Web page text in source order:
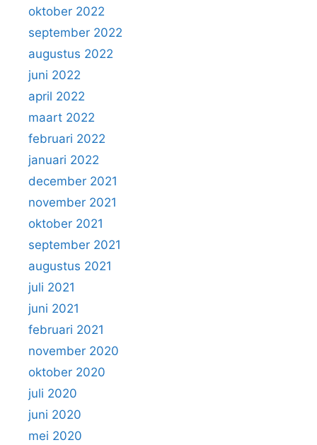
oktober 2022
september 2022
augustus 2022
juni 2022
april 2022
maart 2022
februari 2022
januari 2022
december 2021
november 2021
oktober 2021
september 2021
augustus 2021
juli 2021
juni 2021
februari 2021
november 2020
oktober 2020
juli 2020
juni 2020
mei 2020